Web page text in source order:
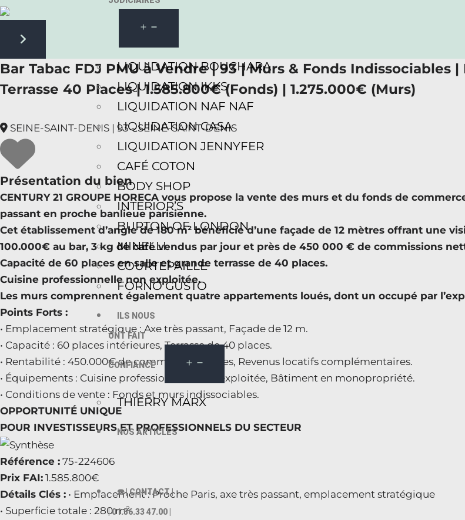
LIQUIDATION BOUCHARA
LIQUIDATION IKKS
LIQUIDATION NAF NAF
LIQUIDATION CASA
LIQUIDATION JENNYFER
CAFÉ COTON
BODY SHOP
INTERIOR’S
BURTON OF LONDON
MINELLI
COURTEPAILLE
FORNO GUSTO
ILS NOUS
ONT FAIT
CONFIANCE
THIERRY MARX
NOS ARTICLES
☎️ | CONTACT |
| 01.56.33 47.00 |
Next slide
Bar Tabac FDJ PMU à Vendre | 93 | Murs & Fonds
Terrasse 40 Places | 1.585.800€ (Fonds) | 1.275.000€ (Murs)
SEINE-SAINT-DENIS | 93 - SEINE-SAINT-DENIS
Présentation du bien
CENTURY 21 GROUPE HORECA vous propose la vente des murs et du fonds de
passant en proche banlieue parisienne.
Cet établissement d’angle de 180 m² bénéficie d’une façade de 12 mètres offrant une
100.000€ au bar, 3 kg de café vendus par jour et près de 450 000 € de commissions
Capacité de 60 places en salle et grande terrasse de 40 places.
Cuisine professionnelle non exploitée.
Les murs comprennent également quatre appartements loués, dont un occupé par
Points Forts :
• Emplacement stratégique : Axe très passant, Façade de 12 m.
• Capacité : 60 places intérieures, Terrasse de 40 places.
• Rentabilité : 450.000€ de commissions nettes, Revenus locatifs complémentaires.
• Équipements : Cuisine professionnelle non exploitée, Bâtiment en monopropriété.
• Conditions de vente : Fonds et murs indissociables.
OPPORTUNITÉ UNIQUE
POUR INVESTISSEURS ET PROFESSIONNELS DU SECTEUR
Référence : 75-224606
Prix FAI: 1.585.800€
Détails Clés : • Emplacement : Proche Paris, axe très passant, emplacement stratégique
• Superficie totale : 280 m²